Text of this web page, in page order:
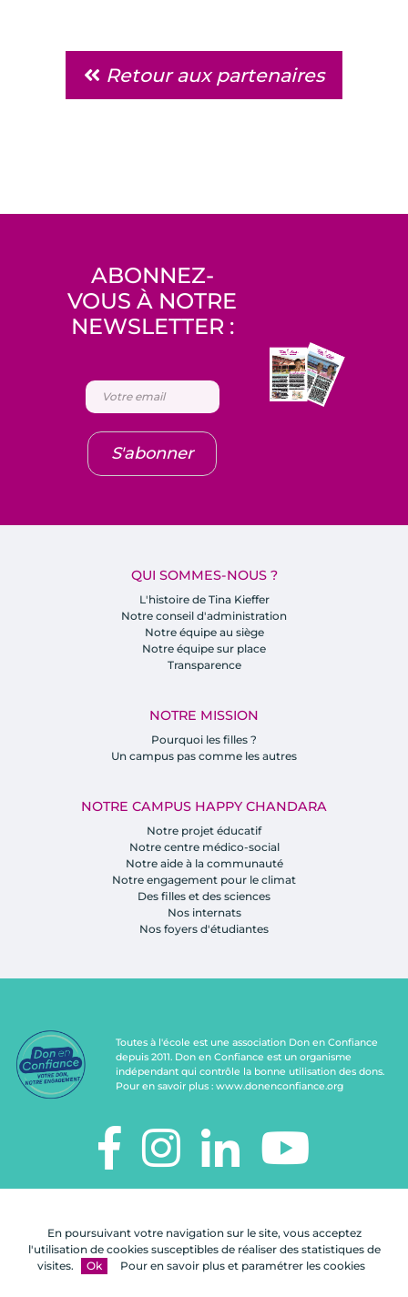
En poursuivant votre navigation sur le site, vous acceptez
l'utilisation de cookies susceptibles de réaliser des statistiques de
visites.
Ok Pour en savoir plus et paramétrer les cookies
Retour aux partenaires
QUI SOMMES-NOUS ?
L'histoire de Tina Kieffer
Notre conseil d'administration
Notre équipe au siège
Notre équipe sur place
Transparence
NOTRE MISSION
Pourquoi les filles ?
Un campus pas comme les autres
NOTRE CAMPUS HAPPY CHANDARA
Notre projet éducatif
Notre centre médico-social
Notre aide à la communauté
Notre engagement pour le climat
Des filles et des sciences
Nos internats
Nos foyers d'étudiantes
ABONNEZ-
VOUS À NOTRE
NEWSLETTER :
S'abonner
Toutes à l'école est une association Don en Confiance
depuis 2011. Don en Confiance est un organisme
indépendant qui contrôle la bonne utilisation des dons.
Pour en savoir plus : www.donenconfiance.org
92100 Boulogne-Billancourt